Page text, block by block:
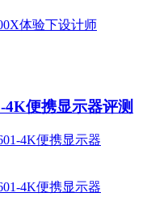
4K便携显示器评测